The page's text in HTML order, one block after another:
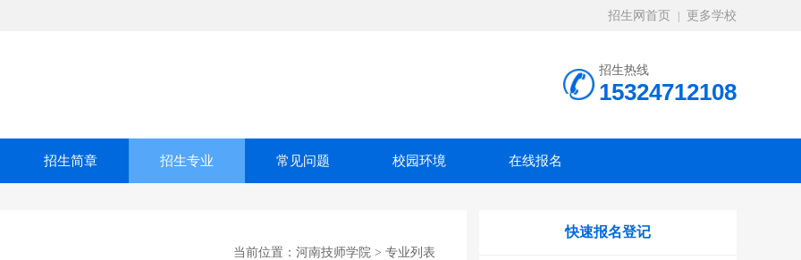
招生网首页 更多学校
招生热线
15324712108
招生简章 招生专业 常见问题 校园环境 在线报名
当前位置： 河南技师学院 > 专业列表
快速报名登记